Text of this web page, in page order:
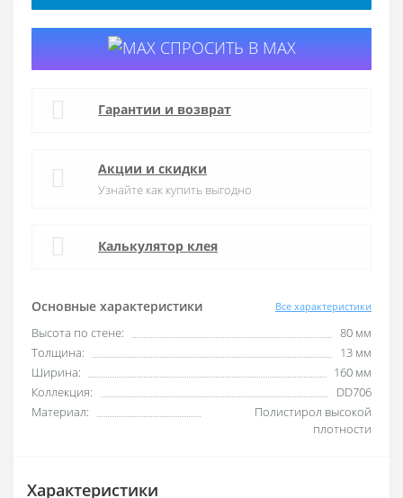
Основные характеристики Все характеристики
Высота по стене:
80 мм
Толщина:
13 мм
Ширина:
160 мм
Коллекция:
DD706
Материал:
Полистирол высокой
плотности
СПРОСИТЬ В MAX
Гарантии и возврат
Акции и скидки
Узнайте как купить выгодно
Калькулятор клея
Характеристики